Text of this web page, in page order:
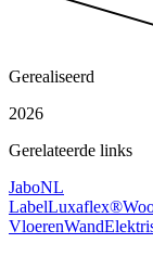
Gerealiseerd
2026
Gerelateerde links
JaboNL
LabelLuxaflex®
VloerenWand